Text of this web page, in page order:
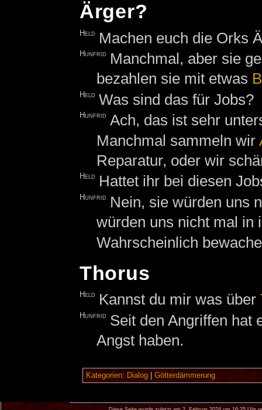
Ärger?
Held Machen euch die Orks
Hunfrid
Manchmal, aber sie
bezahlen sie mit etwas
Held Was sind das für Jobs?
Hunfrid Ach, das ist sehr
Manchmal sammeln wir
Reparatur, oder wir
Held Hattet ihr bei diesen
Hunfrid
Nein, sie würden uns
würden uns nicht mal in
Wahrscheinlich
Thorus
Held Kannst du mir was über
Hunfrid Seit den Angriffen hat
Angst haben.
Kategorien: Dialog| Götterdämmerung